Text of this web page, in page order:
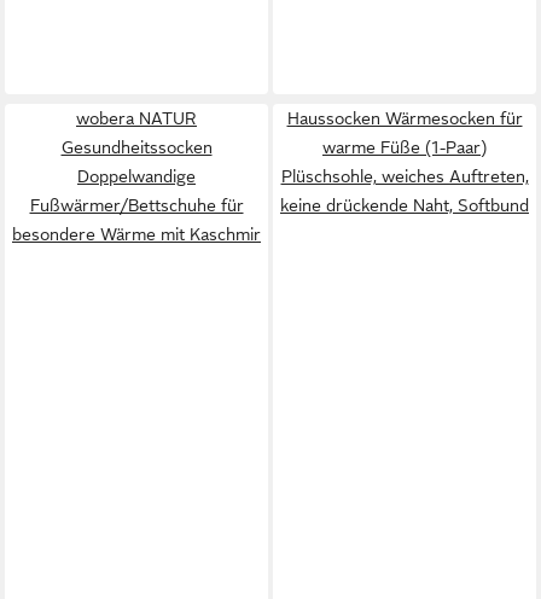
wobera NATUR
Gesundheitssocken
Doppelwandige
Fußwärmer/Bettschuhe für
besondere Wärme mit Kaschmir
Haussocken Wärmesocken für
warme Füße (1-Paar)
Plüschsohle, weiches Auftreten,
keine drückende Naht, Softbund